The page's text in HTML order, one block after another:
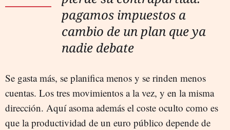
pagamos impuestos a
cambio de un plan que ya
nadie debate
Se gasta más, se planifica menos y se rinden menos
cuentas. Los tres movimientos a la vez, y en la misma
dirección. Aquí asoma además el coste oculto como es
que la productividad de un euro público depende de